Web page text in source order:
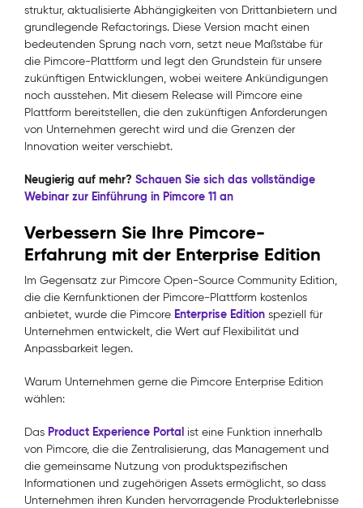
struktur, aktualisierte Abhängigkeiten von Drittanbietern und
grundlegende Refactorings. Diese Version macht einen
bedeutenden Sprung nach vorn, setzt neue Maßstäbe für
die Pimcore-Plattform und legt den Grundstein für unsere
zukünftigen Entwicklungen, wobei weitere Ankündigungen
noch ausstehen. Mit diesem Release will Pimcore eine
Plattform bereitstellen, die den zukünftigen Anforderungen
von Unternehmen gerecht wird und die Grenzen der
Innovation weiter verschiebt.
Neugierig auf mehr? Schauen Sie sich das vollständige
Webinar zur Einführung in Pimcore 11 an
Verbessern Sie Ihre Pimcore-
Erfahrung mit der Enterprise Edition
Im Gegensatz zur Pimcore Open-Source Community Edition,
die die Kernfunktionen der Pimcore-Plattform kostenlos
anbietet, wurde die Pimcore Enterprise Edition speziell für
Unternehmen entwickelt, die Wert auf Flexibilität und
Anpassbarkeit legen.
Warum Unternehmen gerne die Pimcore Enterprise Edition
wählen:
Das Product Experience Portal ist eine Funktion innerhalb
von Pimcore, die die Zentralisierung, das Management und
die gemeinsame Nutzung von produktspezifischen
Informationen und zugehörigen Assets ermöglicht, so dass
Unternehmen ihren Kunden hervorragende Produkterlebnisse